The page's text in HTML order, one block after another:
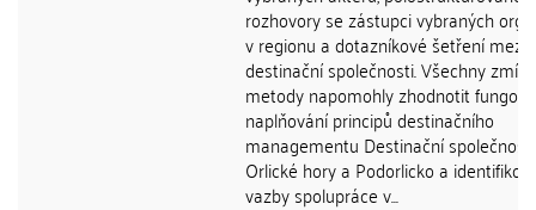
rozhovory se zástupci vybraných
v regionu a dotazníkové šetření mezi
destinační společnosti. Všechny
metody napomohly zhodnotit
naplňování principů destinačního
managementu Destinační společnosti
Orlické hory a Podorlicko a
vazby spolupráce v...